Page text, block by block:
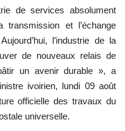
de services absolument
et l’échange
l’industrie de la
de nouveaux relais de
un avenir durable », a
ivoirien, lundi 09 août
officielle des travaux du
universelle.